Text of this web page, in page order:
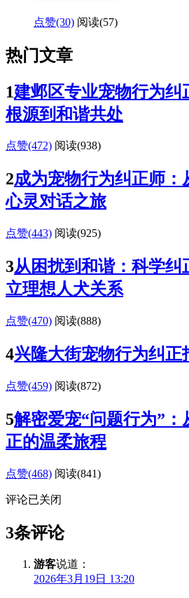
点赞(30) 阅读(57)
热门文章
1建邺区专业宠物行为纠
根源到和谐共处
点赞(472) 阅读(938)
2成为宠物行为纠正师：
心灵对话之旅
点赞(443) 阅读(925)
3从困扰到和谐：科学纠
立理想人犬关系
点赞(470) 阅读(888)
4兴隆大街宠物行为纠正
点赞(459) 阅读(872)
5解密爱宠“问题行为”：
正的温柔旅程
点赞(468) 阅读(841)
评论已关闭
3条评论
游客说道：
2026年3月19日 13:20